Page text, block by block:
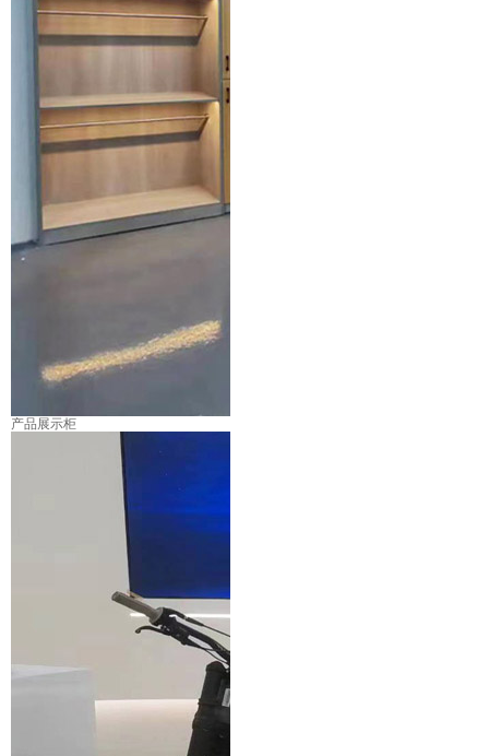
产品展示柜